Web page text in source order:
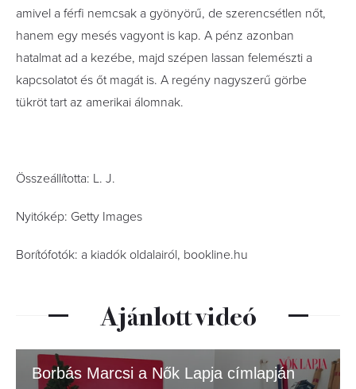
amivel a férfi nemcsak a gyönyörű, de szerencsétlen nőt,
hanem egy mesés vagyont is kap. A pénz azonban
hatalmat ad a kezébe, majd szépen lassan felemészti a
kapcsolatot és őt magát is. A regény nagyszerű görbe
tükröt tart az amerikai álomnak.
Összeállította: L. J.
Nyitókép: Getty Images
Borítófotók: a kiadók oldalairól, bookline.hu
Ajánlott videó
Borbás Marcsi a Nők Lapja címlapján